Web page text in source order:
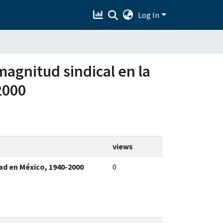
Log In
sindical en la
views
en México, 1940-2000 0